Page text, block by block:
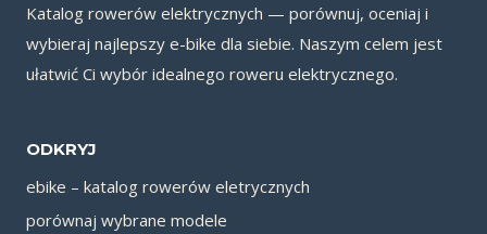
Katalog rowerów elektrycznych — porównuj, oceniaj i
wybieraj najlepszy e-bike dla siebie. Naszym celem jest
ułatwić Ci wybór idealnego roweru elektrycznego.
ODKRYJ
ebike – katalog rowerów eletrycznych
porównaj wybrane modele